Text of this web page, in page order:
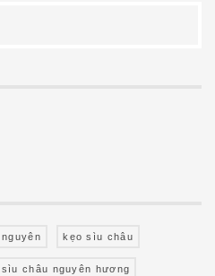
kẹo sìu châu
sìu châu nguyên hương